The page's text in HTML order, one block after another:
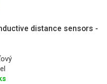
distance sensors -